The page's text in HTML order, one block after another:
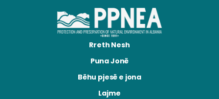
Rreth Nesh
Puna Jonë
Bëhu pjesë e jona
Lajme